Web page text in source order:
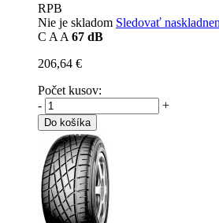
RPB
Nie je skladom Sledovať
C A A 67 dB
206,64 €
Počet kusov:
-
+
Do košíka